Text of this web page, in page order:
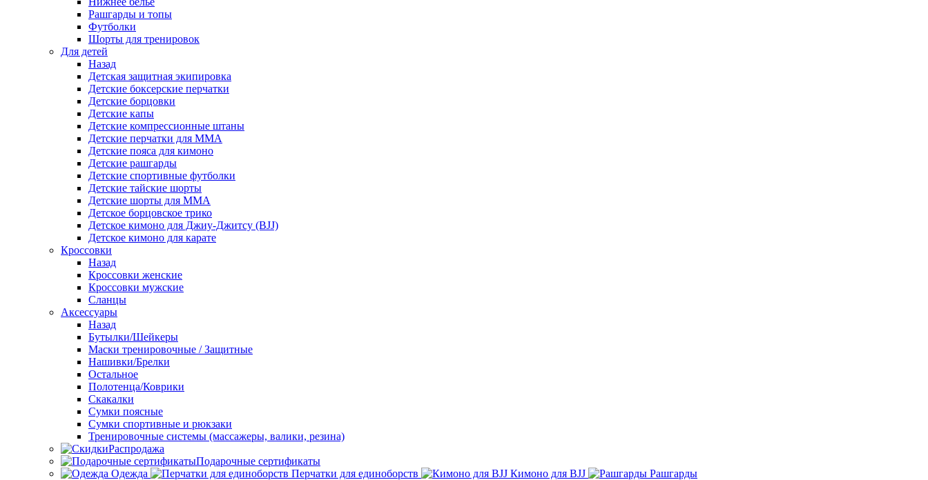
Рашгарды и топы
Футболки
Шорты для тренировок
Для детей
Назад
Детская защитная экипировка
Детские боксерские перчатки
Детские борцовки
Детские капы
Детские компрессионные штаны
Детские перчатки для ММА
Детские пояса для кимоно
Детские рашгарды
Детские спортивные футболки
Детские тайские шорты
Детские шорты для ММА
Детское борцовское трико
Детское кимоно для Джиу-Джитсу (BJJ)
Детское кимоно для карате
Кроссовки
Назад
Кроссовки женские
Кроссовки мужские
Сланцы
Аксессуары
Назад
Бутылки/Шейкеры
Маски тренировочные / Защитные
Нашивки/Брелки
Остальное
Полотенца/Коврики
Скакалки
Сумки поясные
Сумки спортивные и рюкзаки
Тренировочные системы (массажеры, валики, резина)
Распродажа
Подарочные сертификаты
Одежда
Перчатки для единоборств Кимоно для BJJ
Рашгарды